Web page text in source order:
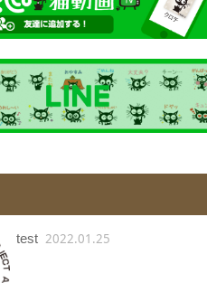
test 2022.01.25